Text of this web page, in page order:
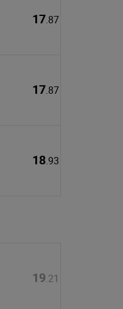
17.87
17.87
18.93
19.21